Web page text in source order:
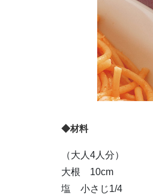
◆材料
（大人4人分）
大根 10cm
塩 小さじ1/4